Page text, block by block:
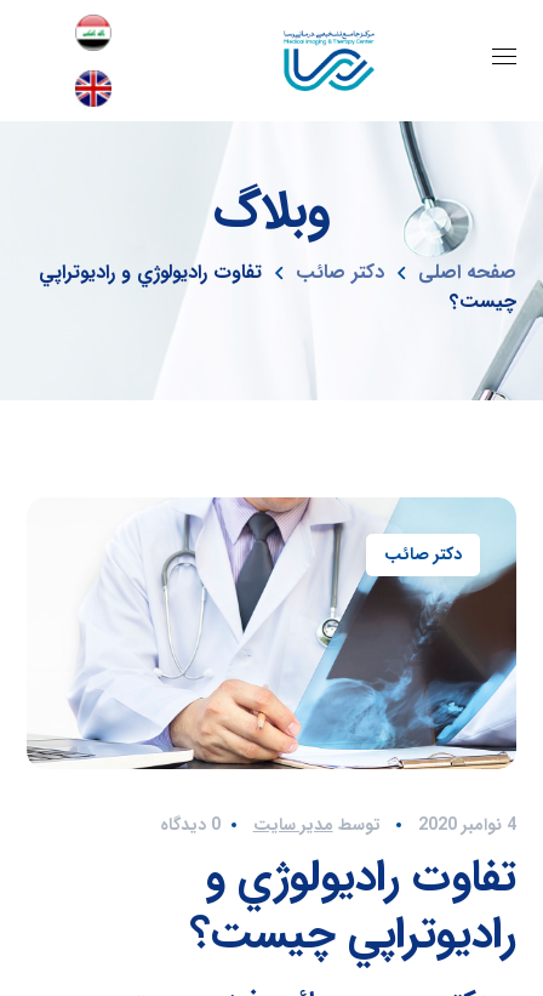
وبلاگ
صفحه اصلی دکتر صائب
تفاوت راديولوژي و راديوتراپي
چیست؟
دکتر صائب
4 نوامبر 2020 توسطمدیر سایت 0 دیدگاه
تفاوت راديولوژي و
راديوتراپي چیست؟